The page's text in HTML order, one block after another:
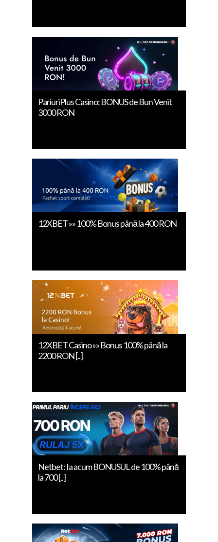
PariuriPlus Casino: BONUS de Bun Venit
3000 RON
12XBET »» 100% Bonus până la 400 RON
12XBET Casino »» Bonus 100% până la
2200 RON [..]
Netbet: Ia acum BONUSUL de 100% până
la 700 [..]